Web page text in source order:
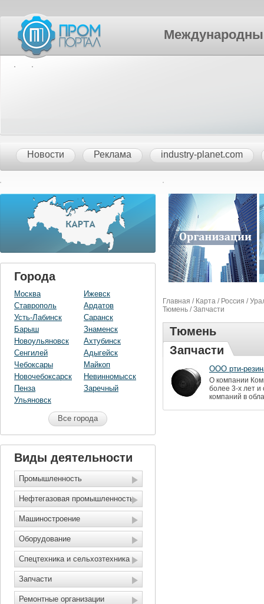
Международный
Новости Реклама industry-planet.com
Города
Москва
Ставрополь
Усть-Лабинск
Барыш
Новоульяновск
Сенгилей
Чебоксары
Новочебоксарск
Пенза
Ульяновск
Ижевск
Ардатов
Саранск
Знаменск
Ахтубинск
Адыгейск
Майкоп
Невинномысск
Заречный
Все города
Виды деятельности
Промышленность
Нефтегазовая промышленность
Машиностроение
Оборудование
Спецтехника и сельхозтехника
Запчасти
Ремонтные организации
Главная / Карта / Россия /
Тюмень / Запчасти
Тюмень
Запчасти
ООО рти-
О компании
более 3-х лет и
компаний в